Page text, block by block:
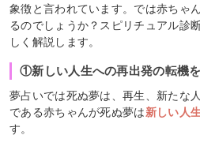
象徴と言われています。では赤ちゃ
るのでしょうか？スピリチュアル診
しく解説します。
①新しい人生への再出発の転機
夢占いでは死ぬ夢は、再生、新たな
である赤ちゃんが死ぬ夢は新しい人
す。